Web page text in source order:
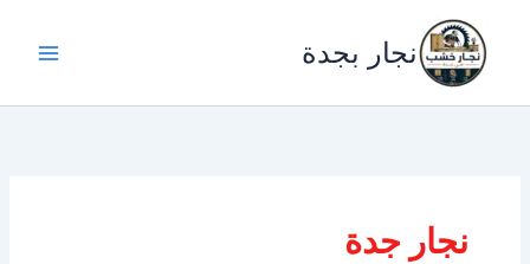
المحتوى
نجار بجدة
نجار جدة